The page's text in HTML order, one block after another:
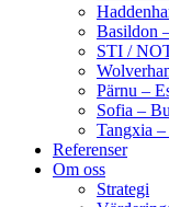
Basildon
STI /
Pärnu –
Sofia –
Tangxia
Referenser
Om oss
Strategi